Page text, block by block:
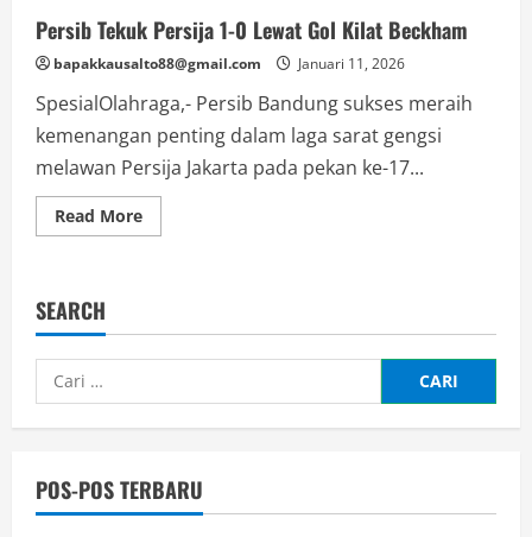
Persib Tekuk Persija 1-0 Lewat Gol Kilat Beckham
bapakkausalto88@gmail.com Januari 11, 2026
SpesialOlahraga,- Persib Bandung sukses meraih
kemenangan penting dalam laga sarat gengsi
melawan Persija Jakarta pada pekan ke-17...
Read MoreRead
more
0
Gol
SEARCH
Cari
untuk:
POS-POS TERBARU